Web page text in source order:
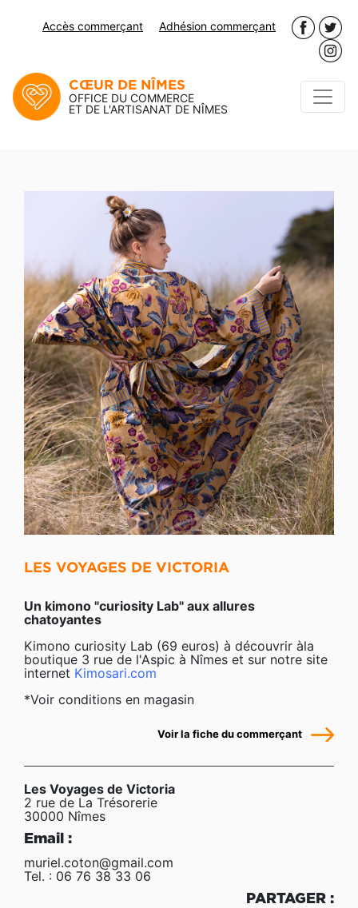
Accès commerçant Adhésion commerçant
CŒUR DE NÎMES
OFFICE DU COMMERCE
ET DE L'ARTISANAT DE NÎMES
LES VOYAGES DE VICTORIA
Un kimono "curiosity Lab" aux allures
chatoyantes
Kimono curiosity Lab (69 euros) à découvrir àla
boutique 3 rue de l'Aspic à Nîmes et sur notre site
internet Kimosari.com
*Voir conditions en magasin
Voir la fiche du commerçant
Les Voyages de Victoria
2 rue de La Trésorerie
30000 Nîmes
Email :
muriel.coton@gmail.com
Tel. : 06 76 38 33 06
PARTAGER :